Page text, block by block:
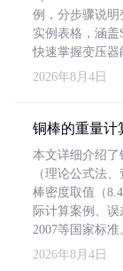
例，分步骤说
实例表格，涵盖
快速掌握变压器
2026年8月4日
铜棒的重量计
本文详细介绍
（理论公式法
棒密度取值（
际计算案例、
2007等国家标准
2026年8月4日